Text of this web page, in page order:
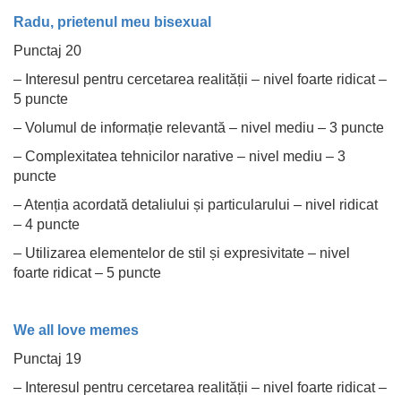
Radu, prietenul meu bisexual
Punctaj 20
– Interesul pentru cercetarea realității – nivel foarte ridicat –
5 puncte
– Volumul de informație relevantă – nivel mediu – 3 puncte
– Complexitatea tehnicilor narative – nivel mediu – 3
puncte
– Atenția acordată detaliului și particularului – nivel ridicat
– 4 puncte
– Utilizarea elementelor de stil și expresivitate – nivel
foarte ridicat – 5 puncte
We all love memes
Punctaj 19
– Interesul pentru cercetarea realității – nivel foarte ridicat –